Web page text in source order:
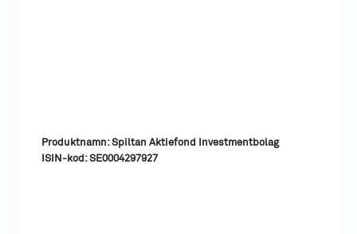
Produktnamn: Spiltan Aktiefond Investmentbolag
ISIN-kod: SE0004297927